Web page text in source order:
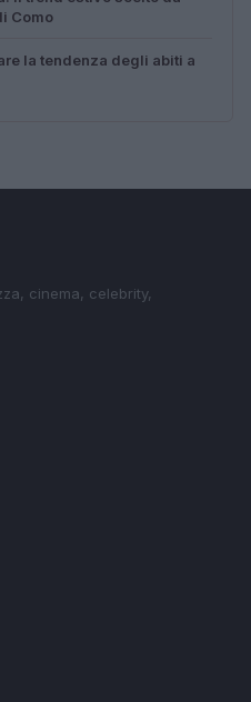
Como
la tendenza degli abiti a
cinema, celebrity,